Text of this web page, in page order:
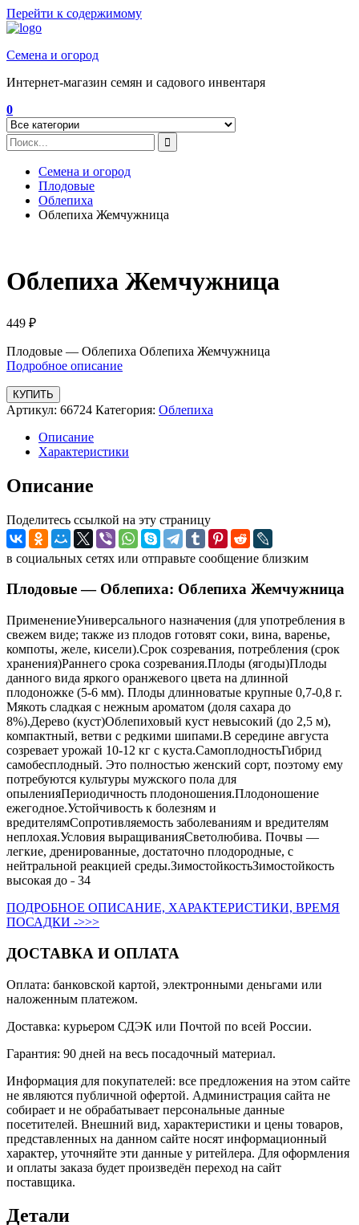
Перейти к содержимому
Семена и огород
Интернет-магазин семян и садового инвентаря
0
Семена и огород
Плодовые
Облепиха
Облепиха Жемчужница
Облепиха Жемчужница
449 ₽
Плодовые — Облепиха Облепиха Жемчужница
Подробное описание
КУПИТЬ
Артикул: 66724 Категория: Облепиха
Описание
Характеристики
Описание
Поделитесь ссылкой на эту страницу
в социальных сетях или отправьте сообщение близким
Плодовые — Облепиха: Облепиха Жемчужница
ПрименениеУниверсального назначения (для употребления в
свежем виде; также из плодов готовят соки, вина, варенье,
компоты, желе, кисели).Срок созревания, потребления (срок
хранения)Раннего срока созревания.Плоды (ягоды)Плоды
данного вида яркого оранжевого цвета на длинной
плодоножке (5-6 мм). Плоды длинноватые крупные 0,7-0,8 г.
Мякоть сладкая с нежным ароматом (доля сахара до
8%).Дерево (куст)Облепиховый куст невысокий (до 2,5 м),
компактный, ветви с редкими шипами.В середине августа
созревает урожай 10-12 кг с куста.СамоплодностьГибрид
самобесплодный. Это полностью женский сорт, поэтому ему
потребуются культуры мужского пола для
опыленияПериодичность плодоношения.Плодоношение
ежегодное.Устойчивость к болезням и
вредителямСопротивляемость заболеваниям и вредителям
неплохая.Условия выращиванияСветолюбива. Почвы —
легкие, дренированные, достаточно плодородные, с
нейтральной реакцией среды.ЗимостойкостьЗимостойкость
высокая до ˗ 34
ПОДРОБНОЕ ОПИСАНИЕ, ХАРАКТЕРИСТИКИ, ВРЕМЯ
ПОСАДКИ ->>>
ДОСТАВКА И ОПЛАТА
Оплата: банковской картой, электронными деньгами или
наложенным платежом.
Доставка: курьером СДЭК или Почтой по всей России.
Гарантия: 90 дней на весь посадочный материал.
Информация для покупателей: все предложения на этом сайте
не являются публичной офертой. Администрация сайта не
собирает и не обрабатывает персональные данные
посетителей. Внешний вид, характеристики и цены товаров,
представленных на данном сайте носят информационный
характер, уточняйте эти данные у ритейлера. Для оформления
и оплаты заказа будет произведён переход на сайт
поставщика.
Детали